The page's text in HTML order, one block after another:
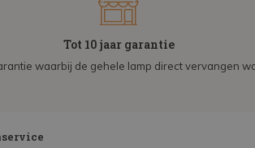
Tot 10 jaar garantie
waarbij de gehele lamp direct vervangen